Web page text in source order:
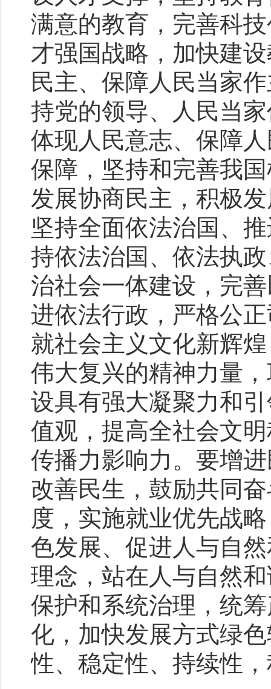
满意的教育，完善科
才强国战略，加快建
民主、保障人民当家
持党的领导、人民当
体现人民意志、保障
保障，坚持和完善我
发展协商民主，积极
坚持全面依法治国、
持依法治国、依法执
治社会一体建设，完
进依法行政，严格公
就社会主义文化新辉
伟大复兴的精神力量
设具有强大凝聚力和
值观，提高全社会文
传播力影响力。要增
改善民生，鼓励共同
度，实施就业优先战
色发展、促进人与自
理念，站在人与自然
保护和系统治理，统
化，加快发展方式绿
性、稳定性、持续性